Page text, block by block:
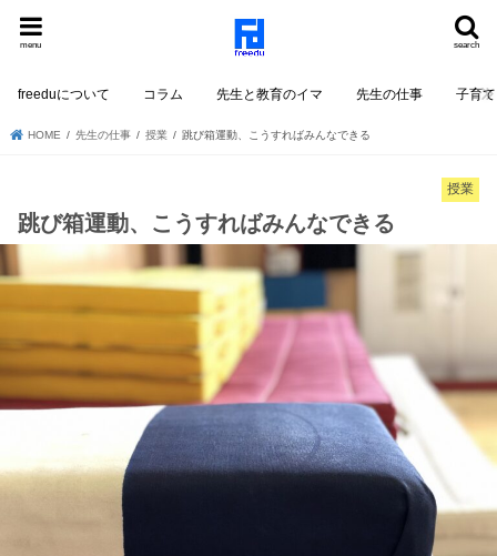
search
menu
freeduについて コラム 先生と教育のイマ 先生の仕事 子育て
HOME 先生の仕事 授業 跳び箱運動、こうすればみんなできる
授業
跳び箱運動、こうすればみんなできる